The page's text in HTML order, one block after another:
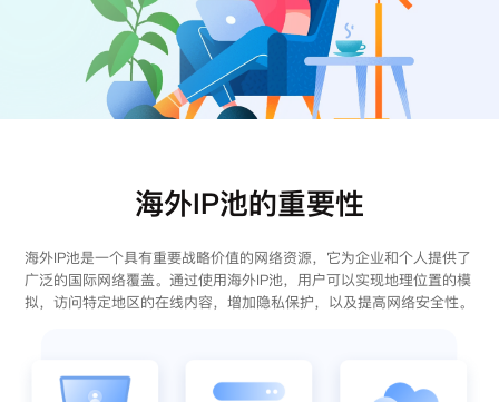
海外IP池的重要性
海外IP池是一个具有重要战略价值的网络资源，它为企业和个人提供了
广泛的国际网络覆盖。通过使用海外IP池，用户可以实现地理位置的模
拟，访问特定地区的在线内容，增加隐私保护，以及提高网络安全性。